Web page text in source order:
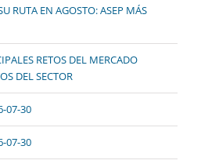
RUTA EN AGOSTO: ASEP MÁS
RETOS DEL MERCADO
DEL SECTOR
07-30
07-30